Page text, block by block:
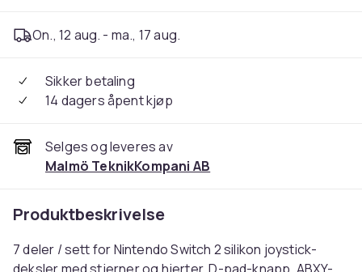
On., 12 aug. - ma., 17 aug.
Sikker betaling
14 dagers åpent kjøp
Selges og leveres av
Malmö TeknikKompani AB
Produktbeskrivelse
7 deler / sett for Nintendo Switch 2 silikon joystick-